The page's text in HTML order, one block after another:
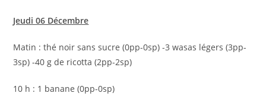
Jeudi 06 Décembre
Matin : thé noir sans sucre (0pp-0sp) -3 wasas légers (3pp-
3sp) -40 g de ricotta (2pp-2sp)
10 h : 1 banane (0pp-0sp)